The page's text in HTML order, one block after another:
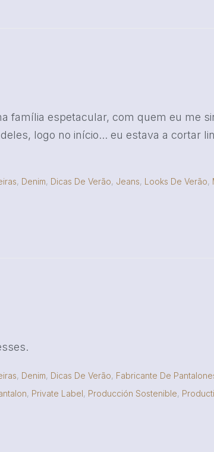
família espetacular, com quem eu me
logo no início... eu estava a cortar
, Denim, Dicas De Verão, Jeans, Looks De Verão,
, Denim, Dicas De Verão, Fabricante De
, Private Label, Producción Sostenible,